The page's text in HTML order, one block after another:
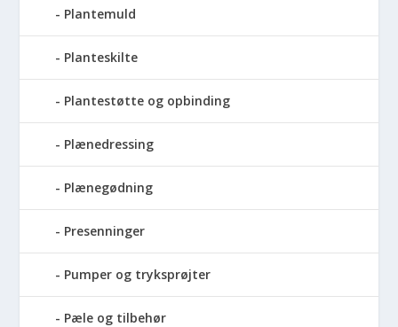
Plantemuld
Planteskilte
Plantestøtte og opbinding
Plænedressing
Plænegødning
Presenninger
Pumper og tryksprøjter
Pæle og tilbehør